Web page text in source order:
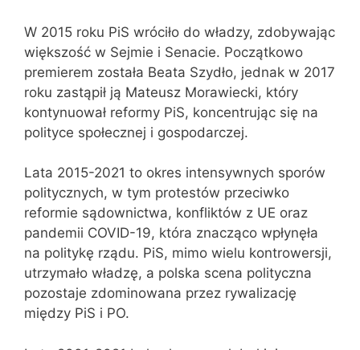
W 2015 roku PiS wróciło do władzy, zdobywając
większość w Sejmie i Senacie. Początkowo
premierem została Beata Szydło, jednak w 2017
roku zastąpił ją Mateusz Morawiecki, który
kontynuował reformy PiS, koncentrując się na
polityce społecznej i gospodarczej.
Lata 2015-2021 to okres intensywnych sporów
politycznych, w tym protestów przeciwko
reformie sądownictwa, konfliktów z UE oraz
pandemii COVID-19, która znacząco wpłynęła
na politykę rządu. PiS, mimo wielu kontrowersji,
utrzymało władzę, a polska scena polityczna
pozostaje zdominowana przez rywalizację
między PiS i PO.